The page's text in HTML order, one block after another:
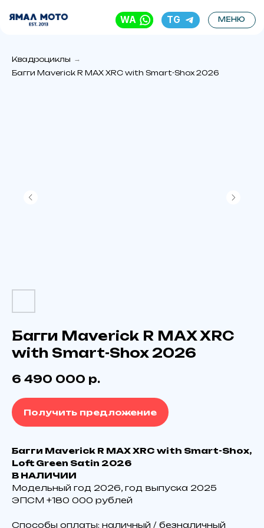
МЕНЮ
TG
Квадроциклы →
Багги Maverick R MAX XRC with Smart-Shox 2026
Багги Maverick R MAX XRC
with Smart-Shox 2026
6 490 000 р.
Получить предложение
Багги Mаvеrick R MAX ХRС with Smаrt-Shоx,
Lоft Greеn Sаtin 2026
В НАЛИЧИИ
Модельный год 2026, год выпуска 2025
ЭПCM +180 000 pублeй
Способы оплаты: наличный / безналичный